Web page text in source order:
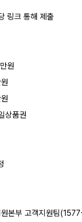
링크 통해 제출
원
상품권
원본부 고객지원팀